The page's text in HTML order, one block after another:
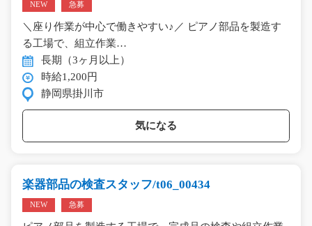
NEW 急募
＼座り作業が中心で働きやすい♪／ ピアノ部品を製造す
る工場で、組立作業…
長期（3ヶ月以上）
時給1,200円
静岡県掛川市
気になる
楽器部品の検査スタッフ/t06_00434
NEW 急募